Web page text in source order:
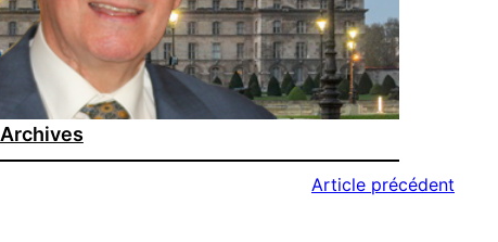
Archives
Article précédent